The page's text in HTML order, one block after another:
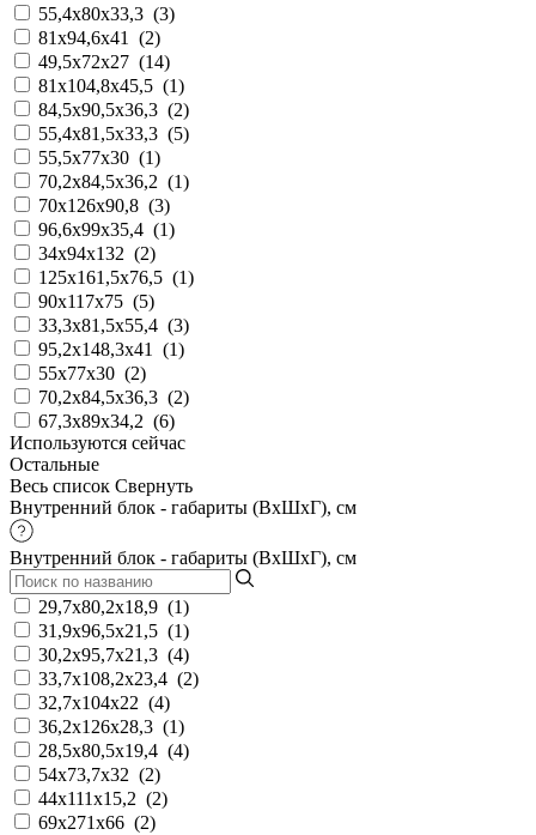
55,4x80x33,3 (3)
81х94,6x41
(2)
49,5х72х27 (14)
81х104,8х45,5 (1)
84,5х90,5х36,3 (2)
55,4х81,5х33,3 (5)
55,5х77х30 (1)
70,2х84,5х36,2 (1)
70х126х90,8 (3)
96,6x99x35,4 (1)
34x94x132 (2)
125х161,5х76,5 (1)
90x117x75 (5)
33,3x81,5х55,4 (3)
95,2х148,3x41
(1)
55x77x30 (2)
70,2x84,5x36,3 (2)
67,3x89x34,2 (6)
Используются сейчас
Остальные
Весь список Свернуть
Внутренний блок - габариты (ВхШхГ), см
Внутренний блок - габариты (ВхШхГ), см
29,7x80,2x18,9 (1)
31,9x96,5x21,5 (1)
30,2x95,7x21,3 (4)
33,7x108,2x23,4 (2)
32,7х104х22 (4)
36,2х126х28,3 (1)
28,5x80,5x19,4 (4)
54х73,7х32 (2)
44x111x15,2 (2)
69x271x66 (2)